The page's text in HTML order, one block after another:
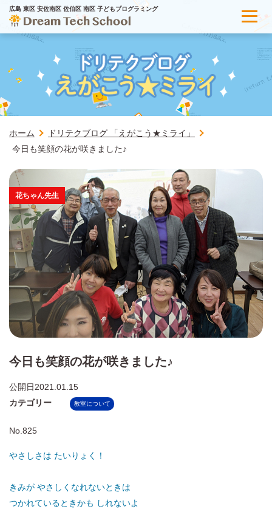
広島 東区 安佐南区 佐伯区 南区 子どもプログラミング
ホーム
ドリテクブログ 「えがこう★ミライ」
今日も笑顔の花が咲きました♪
花ちゃん先生
今日も笑顔の花が咲きました♪
公開日2021.01.15
カテゴリー
教室について
No.825
やさしさは たいりょく！
きみが やさしくなれないときは
つかれているときかも しれないよ